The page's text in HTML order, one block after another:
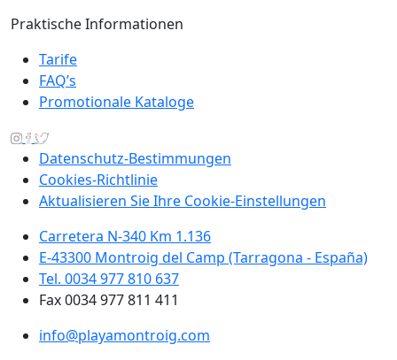
Praktische Informationen
Tarife
FAQ’s
Promotionale Kataloge
Datenschutz-Bestimmungen
Cookies-Richtlinie
Aktualisieren Sie Ihre Cookie-Einstellungen
Carretera N-340 Km 1.136
E-43300 Montroig del Camp (Tarragona - España)
Tel. 0034 977 810 637
Fax 0034 977 811 411
info@playamontroig.com